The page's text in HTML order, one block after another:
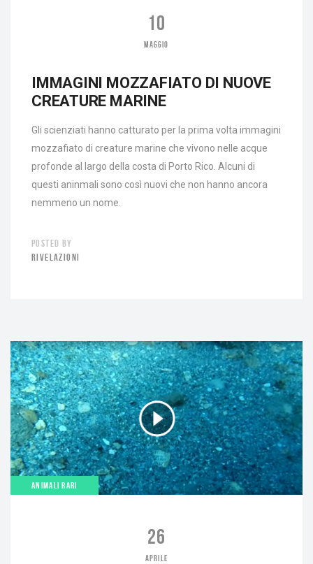
10
MAGGIO
IMMAGINI MOZZAFIATO DI NUOVE
CREATURE MARINE
Gli scienziati hanno catturato per la prima volta immagini
mozzafiato di creature marine che vivono nelle acque
profonde al largo della costa di Porto Rico. Alcuni di
questi aninmali sono così nuovi che non hanno ancora
nemmeno un nome.
POSTED BY
RIVELAZIONI
ANIMALI RARI
26
APRILE